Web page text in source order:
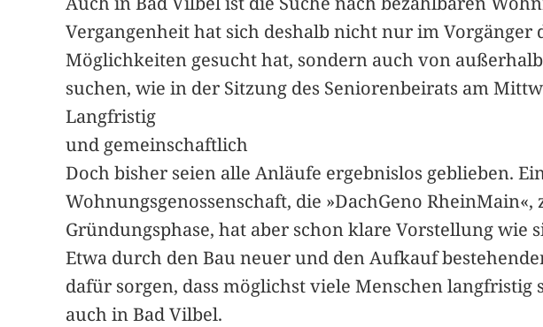
Vergangenheit hat sich deshalb nicht nur im
Möglichkeiten gesucht hat, sondern auch von
suchen, wie in der Sitzung des Seniorenbeirats am
Langfristig
und gemeinschaftlich
Doch bisher seien alle Anläufe ergebnislos geblieben.
Wohnungsgenossenschaft, die »DachGeno
Gründungsphase, hat aber schon klare Vorstellung
Etwa durch den Bau neuer und den Aufkauf
dafür sorgen, dass möglichst viele Menschen
auch in Bad Vilbel.